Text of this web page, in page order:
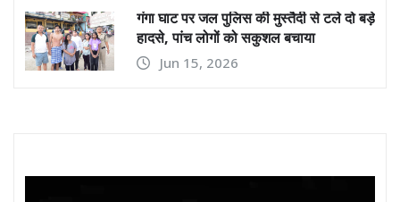
गंगा घाट पर जल पुलिस की मुस्तैदी से टले दो बड़े
हादसे, पांच लोगों को सकुशल बचाया
Jun 15, 2026